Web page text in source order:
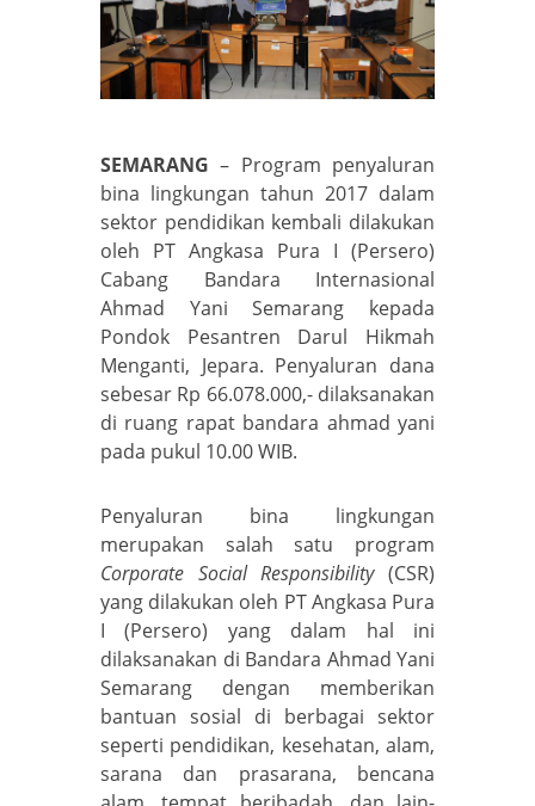
SEMARANG – Program penyaluran
bina lingkungan tahun 2017 dalam
sektor pendidikan kembali dilakukan
oleh PT Angkasa Pura I (Persero)
Cabang Bandara Internasional
Ahmad Yani Semarang kepada
Pondok Pesantren Darul Hikmah
Menganti, Jepara. Penyaluran dana
sebesar Rp 66.078.000,- dilaksanakan
di ruang rapat bandara ahmad yani
pada pukul 10.00 WIB.
Penyaluran bina lingkungan
merupakan salah satu program
Corporate SocialResponsibility(CSR)
yang dilakukan oleh PT Angkasa Pura
I (Persero) yang dalam hal ini
dilaksanakan di Bandara Ahmad Yani
Semarang dengan memberikan
bantuan sosial di berbagai sektor
seperti pendidikan, kesehatan, alam,
sarana dan prasarana, bencana